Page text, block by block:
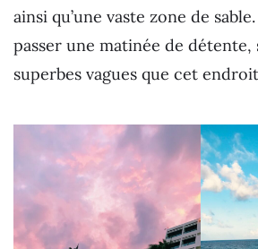
ainsi qu’une vaste zone de
passer une matinée de
superbes vagues que cet